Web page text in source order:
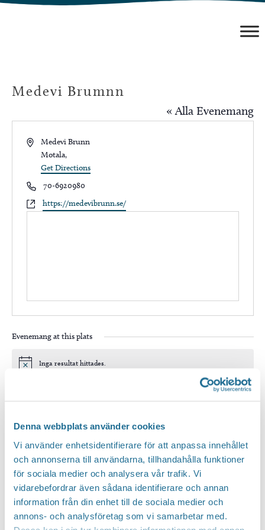
Denna webbplats använder cookies
Vi använder enhetsidentifierare för att anpassa innehållet
och annonserna till användarna, tillhandahålla funktioner
för sociala medier och analysera vår trafik. Vi
vidarebefordrar även sådana identifierare och annan
information från din enhet till de sociala medier och
annons- och analysföretag som vi samarbetar med.
Hoppa
Medevi Brumnn
« Alla Evenemang
AddressMedevi Brunn
Motala,
Get Directions
Phone70-6920980
Websitehttps://medevibrunn.se/
Evenemang at this plats
Notis Inga resultat hittades.
Prenumerera på kalender